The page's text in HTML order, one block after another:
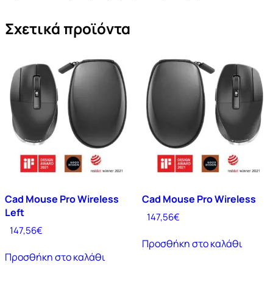
Σχετικά προϊόντα
Cad Mouse Pro Wireless
Left
147,56€
Προσθήκη στο καλάθι
Cad Mouse Pro Wireless
147,56€
Προσθήκη στο καλάθι